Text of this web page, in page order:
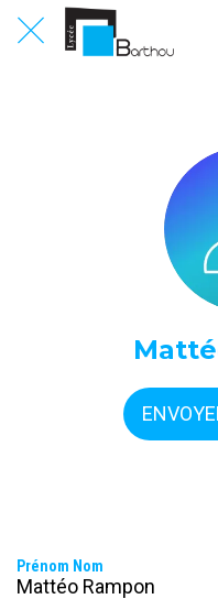
Prénom Nom
Mattéo Rampon